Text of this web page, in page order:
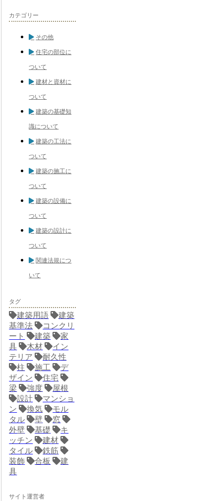
カテゴリー
その他
住宅の部位に
ついて
建材と資材に
ついて
建築の基礎知
識について
建築の工法に
ついて
建築の施工に
ついて
建築の設備に
ついて
建築の設計に
ついて
関連法規につ
いて
タグ
建築用語
建築
基準法
コンクリ
ート
建築
家
具
木材
イン
テリア
耐久性
柱
施工
デ
ザイン
住宅
梁
強度
屋根
設計
マンショ
ン
換気
モル
タル
壁
窓
外壁
基礎
キ
ッチン
建材
タイル
鉄筋
装飾
合板
建
具
サイト運営者